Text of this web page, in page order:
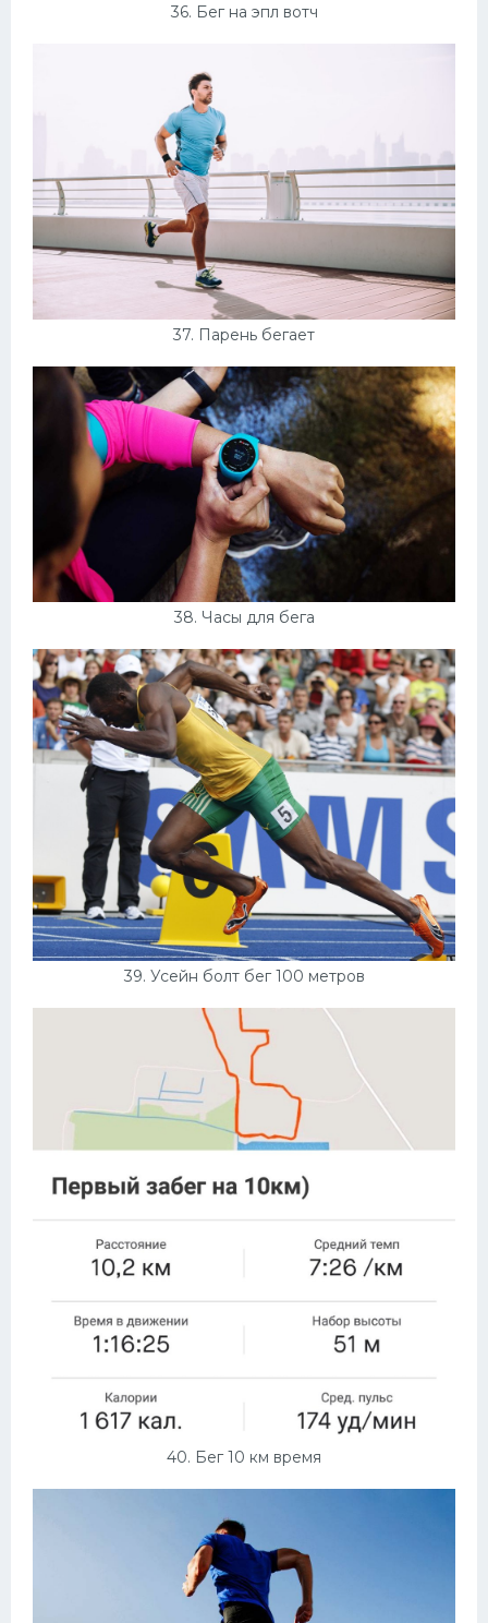
36. Бег на эпл вотч
37. Парень бегает
38. Часы для бега
39. Усейн болт бег 100 метров
40. Бег 10 км время